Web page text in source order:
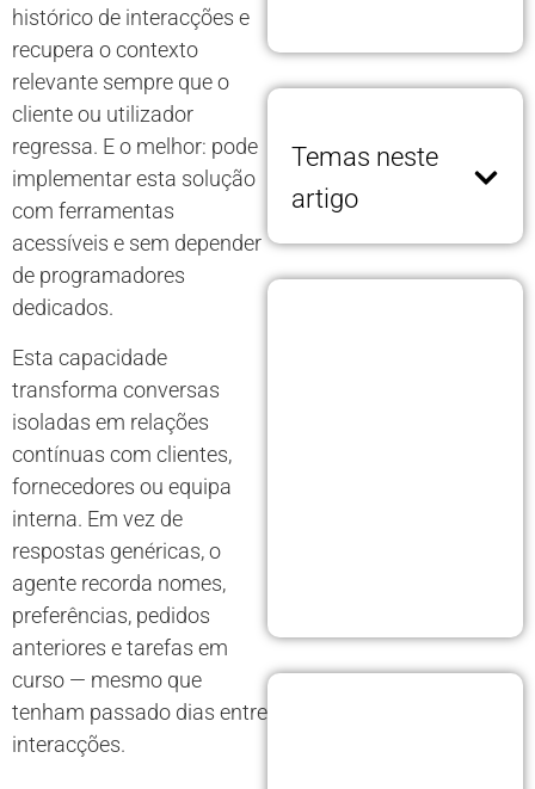
histórico de interacções e
recupera o contexto
relevante sempre que o
cliente ou utilizador
regressa. E o melhor: pode
implementar esta solução
com ferramentas
acessíveis e sem depender
de programadores
dedicados.
Esta capacidade
transforma conversas
isoladas em relações
contínuas com clientes,
fornecedores ou equipa
interna. Em vez de
respostas genéricas, o
agente recorda nomes,
preferências, pedidos
anteriores e tarefas em
curso — mesmo que
tenham passado dias entre
interacções.
Temas neste
artigo